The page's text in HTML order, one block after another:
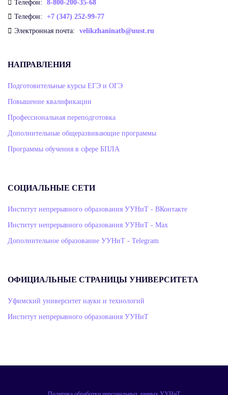
Телефон:
8-800-200-35-68
Телефон:
+7 (347) 252-99-77
Электронная почта:
velikzhaninatb@uust.ru
НАПРАВЛЕНИЯ
Подготовительные курсы ЕГЭ и ОГЭ
Повышение квалификации
Профессиональная переподготовка
Дополнительные общеразвивающие программы
Программы обучения в сфере БПЛА
СОЦИАЛЬНЫЕ СЕТИ
Институт непрерывного образования УУНиТ - ВКонтакте
Институт непрерывного образования УУНиТ - Max
Дополнительное образование УУНиТ - Telegram
ОФИЦИАЛЬНЫЕ СТРАНИЦЫ УНИВЕРСИТЕТА
Уфимский университет науки и технологий
Институт непрерывного образования УУНиТ